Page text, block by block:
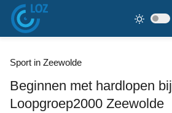
Sport in Zeewolde
Beginnen met hardlopen bij
Loopgroep2000 Zeewolde